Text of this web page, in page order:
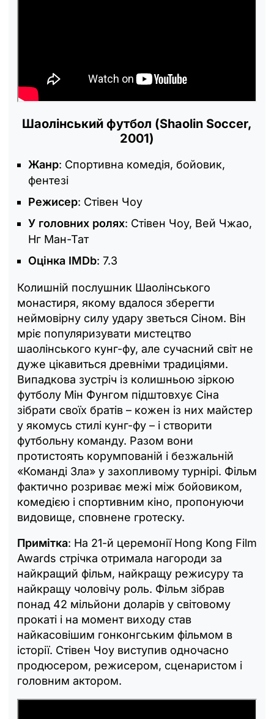
Шаолінський футбол (Shaolin Soccer,
2001)
Жанр: Спортивна комедія, бойовик,
фентезі
Режисер: Стівен Чоу
У головних ролях: Стівен Чоу, Вей Чжао,
Нг Ман-Тат
Оцінка IMDb: 7.3
Колишній послушник Шаолінського
монастиря, якому вдалося зберегти
неймовірну силу удару зветься Сіном. Він
мріє популяризувати мистецтво
шаолінського кунг-фу, але сучасний світ не
дуже цікавиться древніми традиціями.
Випадкова зустріч із колишньою зіркою
футболу Мін Фунгом підштовхує Сіна
зібрати своїх братів – кожен із них майстер
у якомусь стилі кунг-фу – і створити
футбольну команду. Разом вони
протистоять корумпованій і безжальній
«Команді Зла» у захопливому турнірі. Фільм
фактично розриває межі між бойовиком,
комедією і спортивним кіно, пропонуючи
видовище, сповнене гротеску.
Примітка: На 21-й церемонії Hong Kong Film
Awards стрічка отримала нагороди за
найкращий фільм, найкращу режисуру та
найкращу чоловічу роль. Фільм зібрав
понад 42 мільйони доларів у світовому
прокаті і на момент виходу став
найкасовішим гонконгським фільмом в
історії. Стівен Чоу виступив одночасно
продюсером, режисером, сценаристом і
головним актором.